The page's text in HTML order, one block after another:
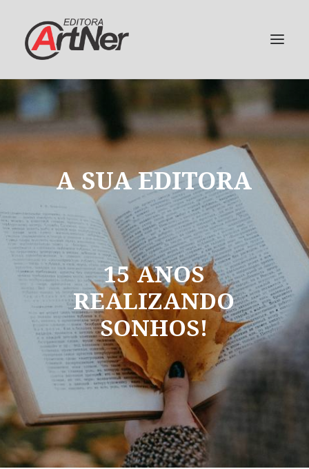
A SUAEDITORA
15 ANOS
REALIZANDO
SONHOS!